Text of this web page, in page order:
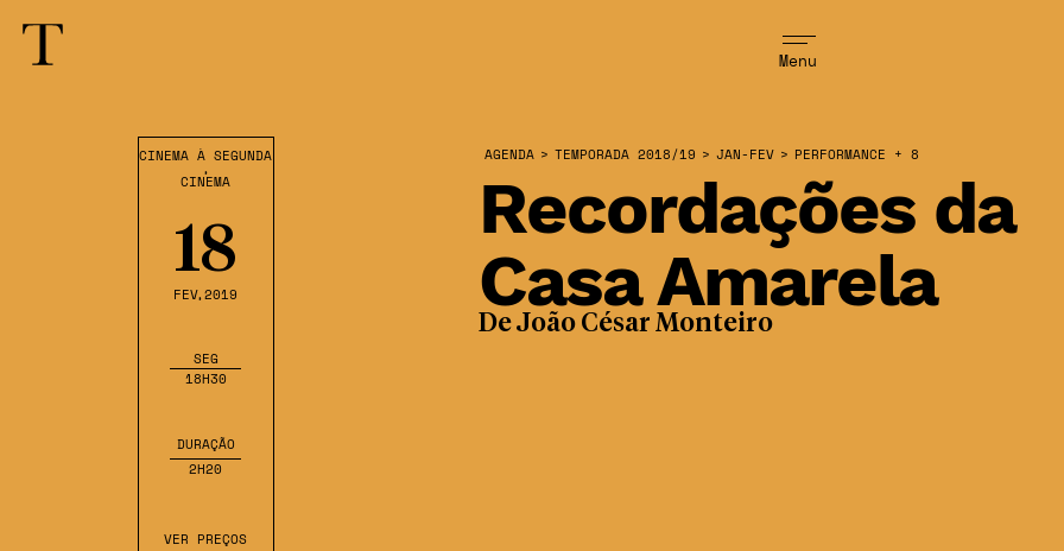
Menu
Recordações da
Casa Amarela
CINEMA À SEGUNDA
,
CINEMA
18
FEV,2019
SEG
18H30
DURAÇÃO
2H20
VER PREÇOS
AGENDA > TEMPORADA 2018/19 > JAN-FEV > PERFORMANCE + 8
De João César Monteiro